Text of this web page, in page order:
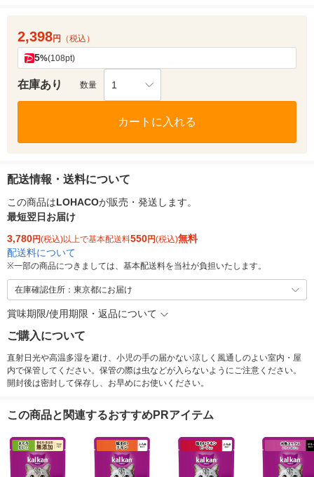
2,398円 （税込）
5%(108pt)
在庫あり 数量 1
カートに入れる
配送情報・送料について
この商品はLOHACOが販売・発送します。
最短翌日お届け
3,780円(税込)以上で基本配送料550円(税込)無料
配送料について
※一部の商品につきましては、基本配送料を当社が負担いたします。
在庫確認住所：東京都にお届け
賞味期限/使用期限・返品について
ご購入について
直射日光や高温多湿を避け、小児の手の届かない涼しく風通しのよい室内・屋
内で保管してください。保管の際は虫などが入らないようにご注意ください。
開封後は密封して保存し、お早めにお使いください。
この商品と関連するおすすめPRアイテム